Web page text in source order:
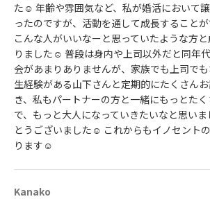
た☺️ 年齢や雰囲気など、私が婚活において
ったのですが、活動を通して成長することが
こんな人がいいなーと思っていたような方
りました☺️ 普段は身内や上司以外だと同年
会があまりありませんが、家族でも上司で
生経験がある山下さんと定期的にたくさん
き、私もパートナーの方と一緒にもっとた
で、もっと大人になっていきたいなと思い
とうございました☺️ これからもイノセント
ります☺️
Kanako